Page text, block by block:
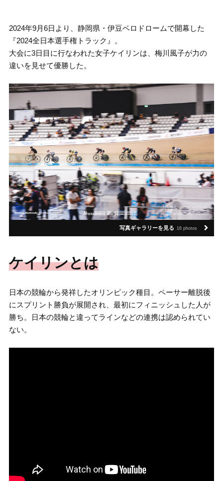
2024年9月6日より、静岡県・伊豆ベロドロームで開幕した
『2024全日本選手権トラック』。
大会に3日目に行なわれた女子ケイリンは、梅川風子が力の
違いを見せて優勝した。
写真ギャラリーを見る 16 photos
ケイリンとは
日本の競輪から発祥したオリンピック種目。ペーサー離脱後
にスプリント勝負が展開され、最初にフィニッシュした人が
勝ち。日本の競輪と違ってラインなどの連携は認められてい
ない。